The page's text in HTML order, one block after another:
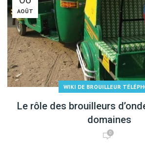
AOÛT
WIKI DE BROUILLEUR
Le rôle des brouilleurs
domaines
0